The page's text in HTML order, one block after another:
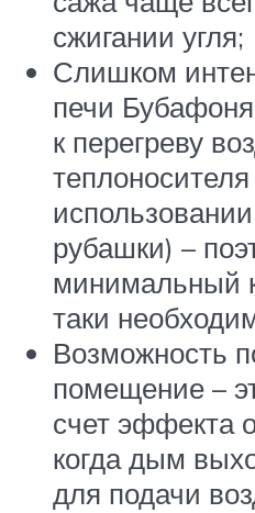
сжигании угля;
Слишком
печи
к перегреву
рубашки) –
минимальный
таки
Возможность
помещение –
счет эффекта
когда дым
для подачи